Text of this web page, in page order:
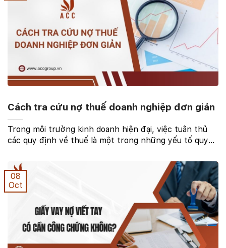
Cách tra cứu nợ thuế doanh nghiệp đơn giản
Trong môi trường kinh doanh hiện đại, việc tuân thủ
các quy định về thuế là một trong những yếu tố quyết
Nợ thuế doanh nghiệp không chỉ ảnh hưởng ...
08
Oct